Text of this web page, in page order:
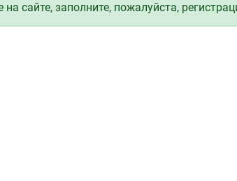
на сайте, заполните, пожалуйста,